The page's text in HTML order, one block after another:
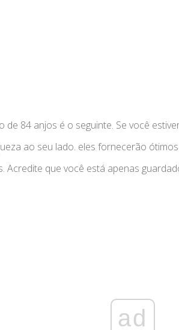
de 84 anjos é o seguinte. Se você
ao seu lado. eles fornecerão
Acredite que você está apenas
ad